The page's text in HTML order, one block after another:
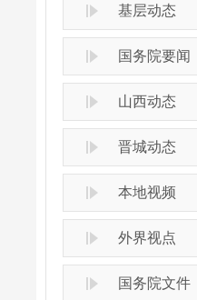
基层动态
国务院要闻
山西动态
晋城动态
本地视频
外界视点
国务院文件